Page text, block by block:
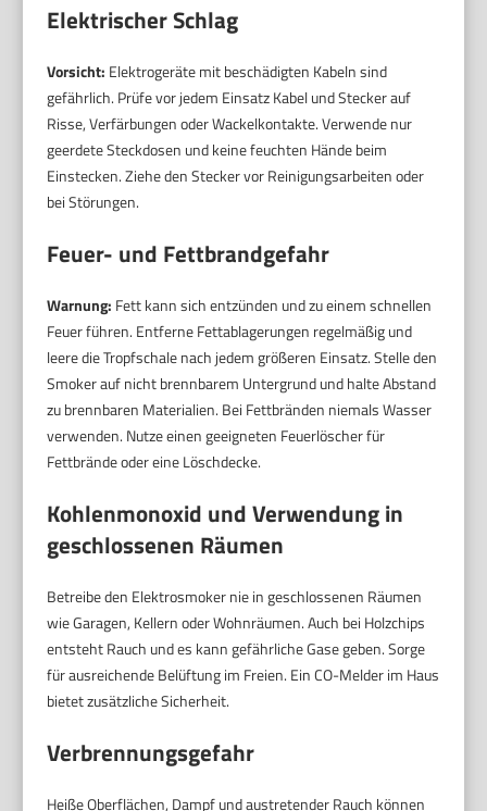
Elektrischer Schlag
Vorsicht: Elektrogeräte mit beschädigten Kabeln sind
gefährlich. Prüfe vor jedem Einsatz Kabel und Stecker auf
Risse, Verfärbungen oder Wackelkontakte. Verwende nur
geerdete Steckdosen und keine feuchten Hände beim
Einstecken. Ziehe den Stecker vor Reinigungsarbeiten oder
bei Störungen.
Feuer- und Fettbrandgefahr
Warnung: Fett kann sich entzünden und zu einem schnellen
Feuer führen. Entferne Fettablagerungen regelmäßig und
leere die Tropfschale nach jedem größeren Einsatz. Stelle den
Smoker auf nicht brennbarem Untergrund und halte Abstand
zu brennbaren Materialien. Bei Fettbränden niemals Wasser
verwenden. Nutze einen geeigneten Feuerlöscher für
Fettbrände oder eine Löschdecke.
Kohlenmonoxid und Verwendung in
geschlossenen Räumen
Betreibe den Elektrosmoker nie in geschlossenen Räumen
wie Garagen, Kellern oder Wohnräumen. Auch bei Holzchips
entsteht Rauch und es kann gefährliche Gase geben. Sorge
für ausreichende Belüftung im Freien. Ein CO-Melder im Haus
bietet zusätzliche Sicherheit.
Verbrennungsgefahr
Heiße Oberflächen, Dampf und austretender Rauch können